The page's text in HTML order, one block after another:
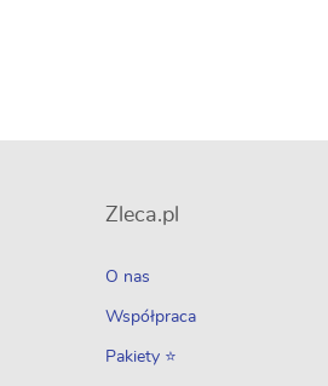
Zleca.pl
O nas
Współpraca
Pakiety ⭐